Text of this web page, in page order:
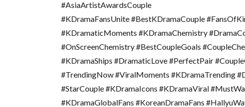
#AsiaArtistAwardsCouple
#KDramaFansUnite #BestKDramaCouple
#KDramaticMoments #KDramaChemistry
#OnScreenChemistry #BestCoupleGoals
#KDramaShips #DramaticLove #PerfectPair
#TrendingNow #ViralMoments #KDramaTrending
#StarCouple #KDramaIcons #KDramaViral
#KDramaGlobalFans #KoreanDramaFans